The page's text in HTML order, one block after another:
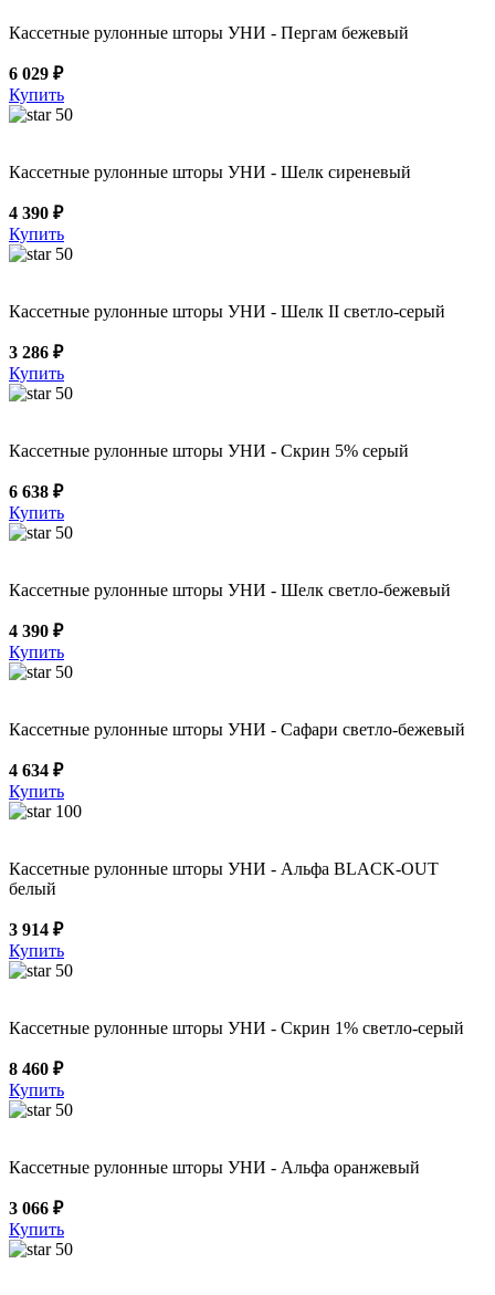
Кассетные рулонные шторы УНИ - Пергам бежевый
6 029 ₽
Купить
50
Кассетные рулонные шторы УНИ - Шелк сиреневый
4 390 ₽
Купить
50
Кассетные рулонные шторы УНИ - Шелк II светло-серый
3 286 ₽
Купить
50
Кассетные рулонные шторы УНИ - Скрин 5% серый
6 638 ₽
Купить
50
Кассетные рулонные шторы УНИ - Шелк светло-бежевый
4 390 ₽
Купить
50
Кассетные рулонные шторы УНИ - Сафари светло-бежевый
4 634 ₽
Купить
100
Кассетные рулонные шторы УНИ - Альфа BLACK-OUT
белый
3 914 ₽
Купить
50
Кассетные рулонные шторы УНИ - Скрин 1% светло-серый
8 460 ₽
Купить
50
Кассетные рулонные шторы УНИ - Альфа оранжевый
3 066 ₽
Купить
50